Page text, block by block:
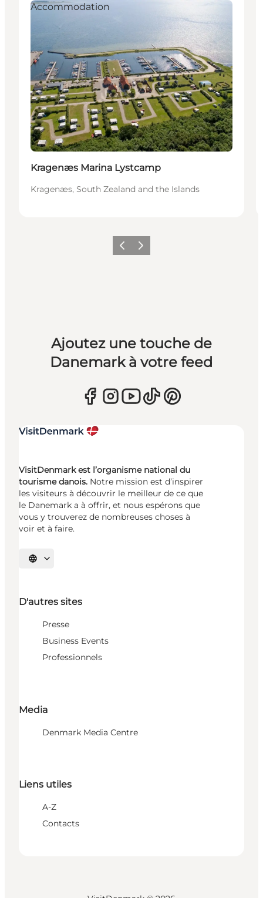
Accommodation
Kragenæs Marina Lystcamp
Kragenæs, South Zealand and the Islands
PrécédentSuivant
Ajoutez une touche de
Danemark à votre feed
VisitDenmark est l’organisme national du
tourisme danois. Notre mission est d’inspirer
les visiteurs à découvrir le meilleur de ce que
le Danemark a à offrir, et nous espérons que
vous y trouverez de nombreuses choses à
voir et à faire.
Choisissez la langue
D'autres sites
Presse
Business Events
Professionnels
Media
Denmark Media Centre
Liens utiles
A-Z
Contacts